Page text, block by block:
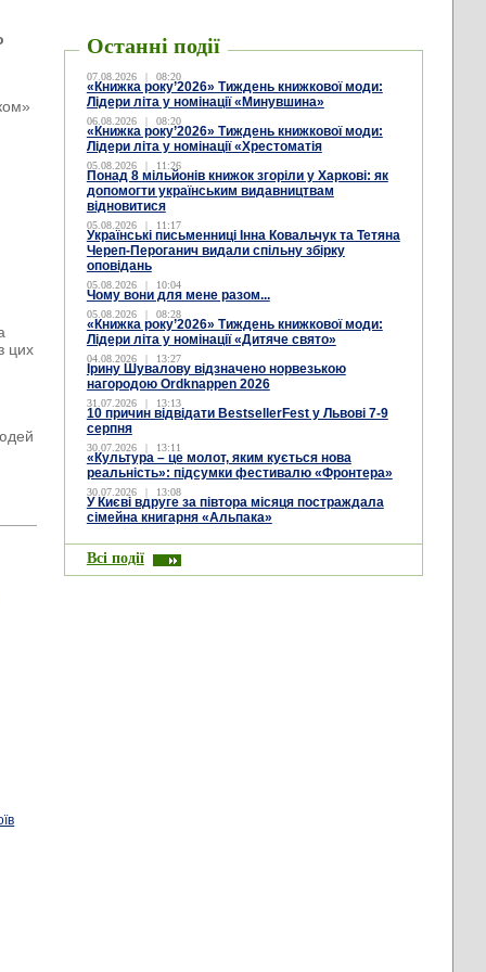
цих
Останні події
07.08.2026 | 08:20
«Книжка року’2026» Тиждень книжкової моди:
Лідери літа у номінації «Минувшина»
06.08.2026 | 08:20
«Книжка року’2026» Тиждень книжкової моди:
Лідери літа у номінації «Хрестоматія
05.08.2026 | 11:26
Понад 8 мільйонів книжок згоріли у Харкові: як
допомогти українським видавництвам
відновитися
05.08.2026 | 11:17
Українські письменниці Інна Ковальчук та Тетяна
Череп-Пероганич видали спільну збірку
оповідань
05.08.2026 | 10:04
Чому вони для мене разом...
05.08.2026 | 08:28
«Книжка року’2026» Тиждень книжкової моди:
Лідери літа у номінації «Дитяче свято»
04.08.2026 | 13:27
Ірину Шувалову відзначено норвезькою
нагородою Ordknappen 2026
31.07.2026 | 13:13
10 причин відвідати BestsellerFest у Львові 7-9
серпня
30.07.2026 | 13:11
«Культура – це молот, яким кується нова
реальність»: підсумки фестивалю «Фронтера»
30.07.2026 | 13:08
У Києві вдруге за півтора місяця постраждала
сімейна книгарня «Альпака»
Всі події